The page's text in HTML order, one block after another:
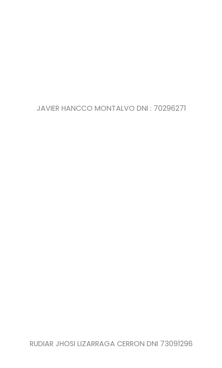
JAVIER HANCCO MONTALVO DNI : 70296271
RUDIAR JHOSI LIZARRAGA CERRON DNI 73091296